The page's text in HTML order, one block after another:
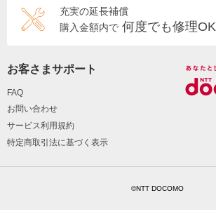
充実の延長補償
購入金額内で 何度でも修理OK
お客さまサポート
FAQ
お問い合わせ
サービス利用規約
特定商取引法に基づく表示
©NTT DOCOMO